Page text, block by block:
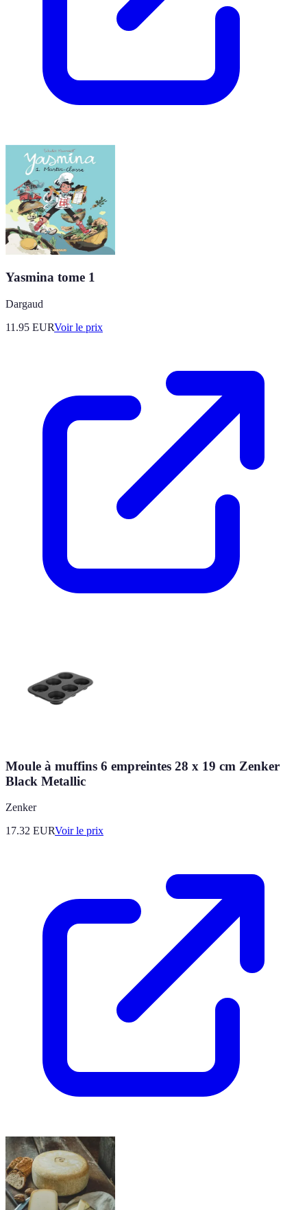
Yasmina tome 1
Dargaud
11.95 EURVoir le prix
Moule à muffins 6 empreintes 28 x 19 cm Zenker
Black Metallic
Zenker
17.32 EURVoir le prix